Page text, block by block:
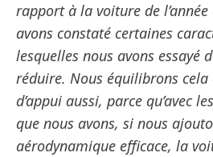
rapport à la voiture de
avons constaté certaines
lesquelles nous avons essayé
réduire. Nous équilibrons
d’appui aussi, parce qu’avec
que nous avons, si nous
aérodynamique efficace, la